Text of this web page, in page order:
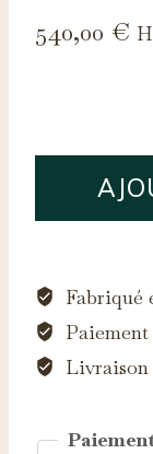
540,00 €
0.56ctFabriqué
Livraison